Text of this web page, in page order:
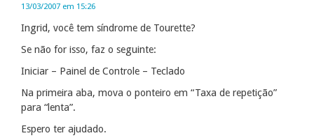
13/03/2007 em 15:26
Ingrid, você tem síndrome de Tourette?
Se não for isso, faz o seguinte:
Iniciar – Painel de Controle – Teclado
Na primeira aba, mova o ponteiro em “Taxa de repetição”
para “lenta”.
Espero ter ajudado.